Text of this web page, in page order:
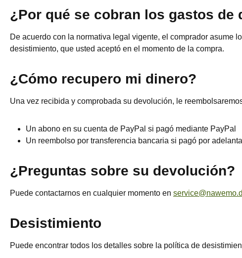
¿Por qué se cobran los gastos de
De acuerdo con la normativa legal vigente, el comprador asume
desistimiento, que usted aceptó en el momento de la compra.
¿Cómo recupero mi dinero?
Una vez recibida y comprobada su devolución, le
Un abono en su cuenta de PayPal si pagó mediante PayPal
Un reembolso por transferencia bancaria si pagó por
¿Preguntas sobre su devolución?
Puede contactarnos en cualquier momento en
Desistimiento
Puede encontrar todos los detalles sobre la política de